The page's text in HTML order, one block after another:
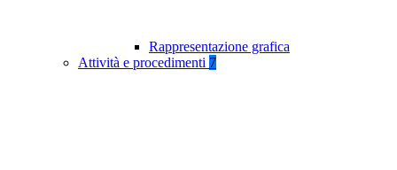
Rappresentazione grafica
Attività e procedimenti 7